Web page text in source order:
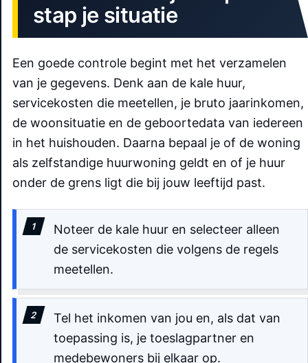
stap je situatie
Een goede controle begint met het verzamelen
van je gegevens. Denk aan de kale huur,
servicekosten die meetellen, je bruto jaarinkomen,
de woonsituatie en de geboortedata van iedereen
in het huishouden. Daarna bepaal je of de woning
als zelfstandige huurwoning geldt en of je huur
onder de grens ligt die bij jouw leeftijd past.
Noteer de kale huur en selecteer alleen
de servicekosten die volgens de regels
meetellen.
Tel het inkomen van jou en, als dat van
toepassing is, je toeslagpartner en
medebewoners bij elkaar op.